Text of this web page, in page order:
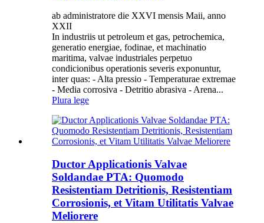
ab administratore die XXVI mensis Maii, anno
XXII
In industriis ut petroleum et gas, petrochemica,
generatio energiae, fodinae, et machinatio
maritima, valvae industriales perpetuo
condicionibus operationis severis exponuntur,
inter quas: - Alta pressio - Temperaturae extremae
- Media corrosiva - Detritio abrasiva - Arena...
Plura lege
Ductor Applicationis Valvae
Soldandae PTA: Quomodo
Resistentiam Detritionis, Resistentiam
Corrosionis, et Vitam Utilitatis Valvae
Meliorere